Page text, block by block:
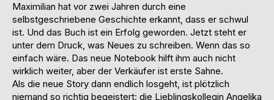
Maximilian hat vor zwei Jahren durch eine
selbstgeschriebene Geschichte erkannt, dass er schwul
ist. Und das Buch ist ein Erfolg geworden. Jetzt steht er
unter dem Druck, was Neues zu schreiben. Wenn das so
einfach wäre. Das neue Notebook hilft ihm auch nicht
wirklich weiter, aber der Verkäufer ist erste Sahne.
Als die neue Story dann endlich losgeht, ist plötzlich
niemand so richtig begeistert: die Lieblingskollegin Angelika